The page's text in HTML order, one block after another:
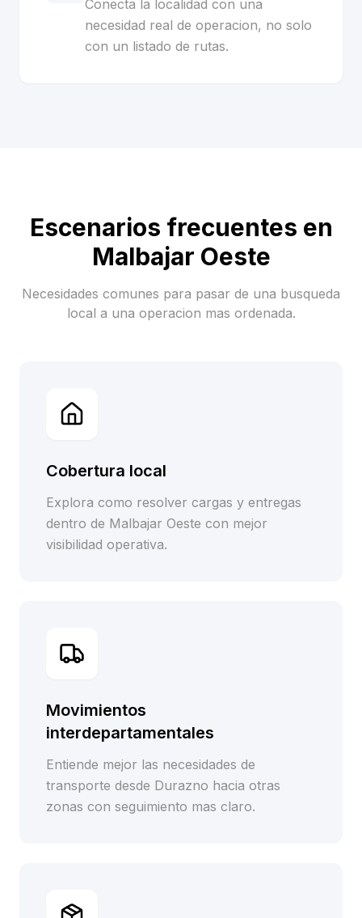
Conecta la localidad con una
necesidad real de operacion, no solo
con un listado de rutas.
Escenarios frecuentes en
Malbajar Oeste
Necesidades comunes para pasar de una busqueda
local a una operacion mas ordenada.
Cobertura local
Explora como resolver cargas y entregas
dentro de Malbajar Oeste con mejor
visibilidad operativa.
Movimientos
interdepartamentales
Entiende mejor las necesidades de
transporte desde Durazno hacia otras
zonas con seguimiento mas claro.